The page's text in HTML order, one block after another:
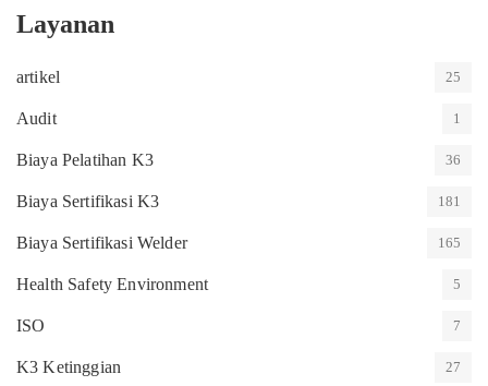
Layanan
artikel 25
Audit 1
Biaya Pelatihan K3 36
Biaya Sertifikasi K3 181
Biaya Sertifikasi Welder 165
Health Safety Environment 5
ISO 7
K3 Ketinggian 27